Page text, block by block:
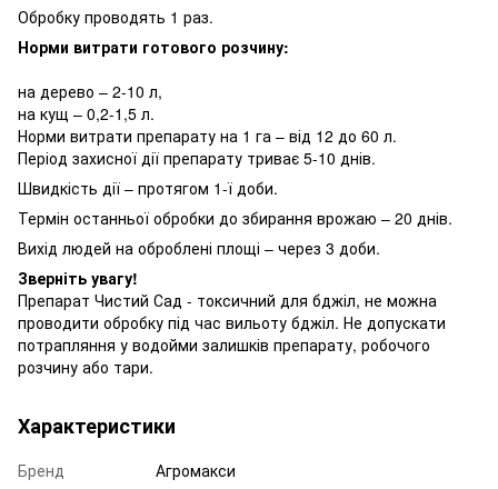
Обробку проводять 1 раз.
Норми витрати готового розчину:
на дерево – 2-10 л,
на кущ – 0,2-1,5 л.
Норми витрати препарату на 1 га – від 12 до 60 л.
Період захисної дії препарату триває 5-10 днів.
Швидкість дії – протягом 1-ї доби.
Термін останньої обробки до збирання врожаю – 20 днів.
Вихід людей на оброблені площі – через 3 доби.
Зверніть увагу!
Препарат Чистий Сад - токсичний для бджіл, не можна
проводити обробку під час вильоту бджіл. Не допускати
потрапляння у водойми залишків препарату, робочого
розчину або тари.
Характеристики
Бренд Агромакси